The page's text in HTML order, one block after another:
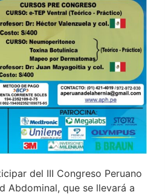
del III Congreso Peruano
Abdominal, que se llevará a